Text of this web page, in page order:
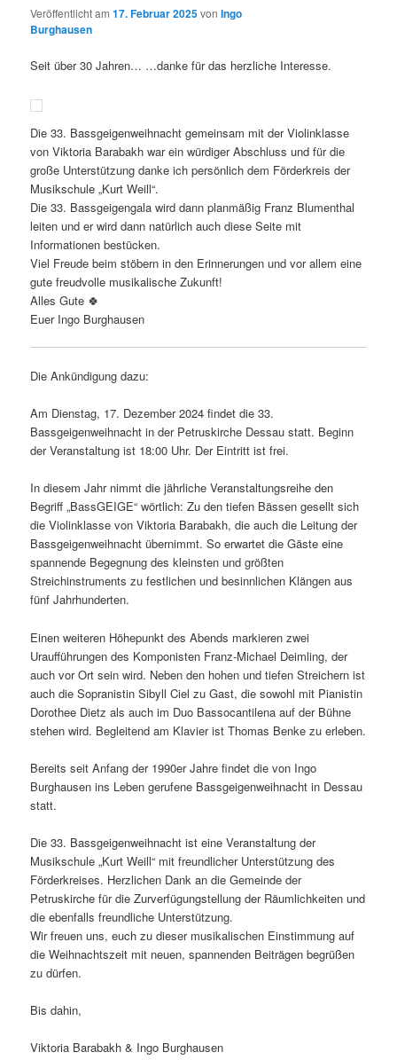
Veröffentlicht am17. Februar 2025vonIngo
Burghausen
Seit über 30 Jahren… …danke für das herzliche Interesse.
Die 33. Bassgeigenweihnacht gemeinsam mit der Violinklasse
von Viktoria Barabakh war ein würdiger Abschluss und für die
große Unterstützung danke ich persönlich dem Förderkreis der
Musikschule „Kurt Weill“.
Die 33. Bassgeigengala wird dann planmäßig Franz Blumenthal
leiten und er wird dann natürlich auch diese Seite mit
Informationen bestücken.
Viel Freude beim stöbern in den Erinnerungen und vor allem eine
gute freudvolle musikalische Zukunft!
Alles Gute 🍀
Euer Ingo Burghausen
Die Ankündigung dazu:
Am Dienstag, 17. Dezember 2024 findet die 33.
Bassgeigenweihnacht in der Petruskirche Dessau statt. Beginn
der Veranstaltung ist 18:00 Uhr. Der Eintritt ist frei.
In diesem Jahr nimmt die jährliche Veranstaltungsreihe den
Begriff „BassGEIGE“ wörtlich: Zu den tiefen Bässen gesellt sich
die Violinklasse von Viktoria Barabakh, die auch die Leitung der
Bassgeigenweihnacht übernimmt. So erwartet die Gäste eine
spannende Begegnung des kleinsten und größten
Streichinstruments zu festlichen und besinnlichen Klängen aus
fünf Jahrhunderten.
Einen weiteren Höhepunkt des Abends markieren zwei
Uraufführungen des Komponisten Franz-Michael Deimling, der
auch vor Ort sein wird. Neben den hohen und tiefen Streichern ist
auch die Sopranistin Sibyll Ciel zu Gast, die sowohl mit Pianistin
Dorothee Dietz als auch im Duo Bassocantilena auf der Bühne
stehen wird. Begleitend am Klavier ist Thomas Benke zu erleben.
Bereits seit Anfang der 1990er Jahre findet die von Ingo
Burghausen ins Leben gerufene Bassgeigenweihnacht in Dessau
statt.
Die 33. Bassgeigenweihnacht ist eine Veranstaltung der
Musikschule „Kurt Weill“ mit freundlicher Unterstützung des
Förderkreises. Herzlichen Dank an die Gemeinde der
Petruskirche für die Zurverfügungstellung der Räumlichkeiten und
die ebenfalls freundliche Unterstützung.
Wir freuen uns, euch zu dieser musikalischen Einstimmung auf
die Weihnachtszeit mit neuen, spannenden Beiträgen begrüßen
zu dürfen.
Bis dahin,
Viktoria Barabakh & Ingo Burghausen